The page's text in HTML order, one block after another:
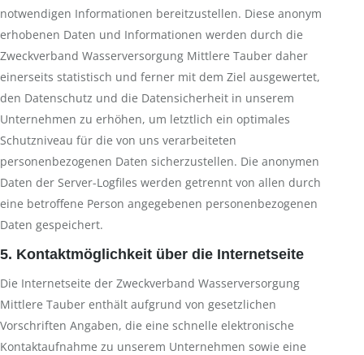
notwendigen Informationen bereitzustellen. Diese anonym
erhobenen Daten und Informationen werden durch die
Zweckverband Wasserversorgung Mittlere Tauber daher
einerseits statistisch und ferner mit dem Ziel ausgewertet,
den Datenschutz und die Datensicherheit in unserem
Unternehmen zu erhöhen, um letztlich ein optimales
Schutzniveau für die von uns verarbeiteten
personenbezogenen Daten sicherzustellen. Die anonymen
Daten der Server-Logfiles werden getrennt von allen durch
eine betroffene Person angegebenen personenbezogenen
Daten gespeichert.
5. Kontaktmöglichkeit über die Internetseite
Die Internetseite der Zweckverband Wasserversorgung
Mittlere Tauber enthält aufgrund von gesetzlichen
Vorschriften Angaben, die eine schnelle elektronische
Kontaktaufnahme zu unserem Unternehmen sowie eine